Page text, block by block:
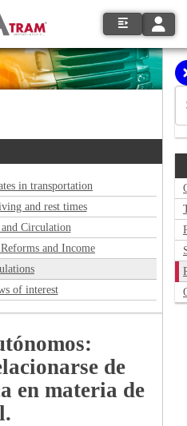
in transportation
and rest times
Circulation
and Income
of interest
de
en materia de